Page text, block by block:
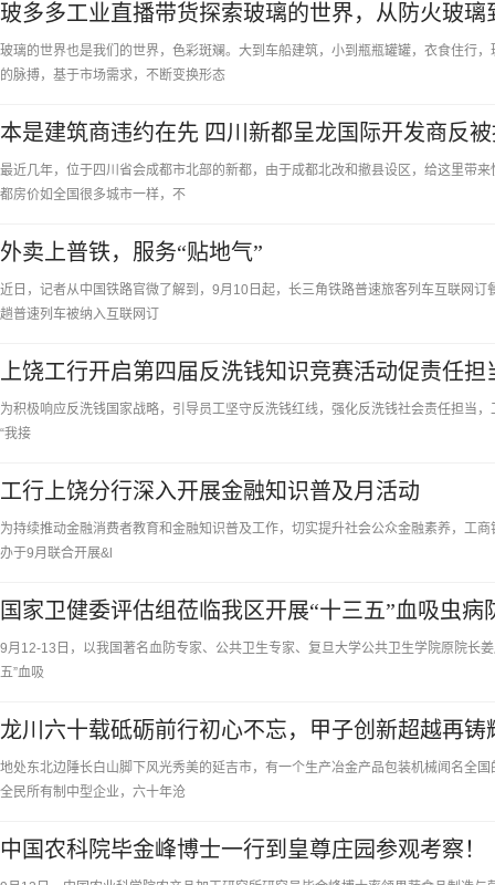
玻多多工业直播带货探索玻璃的世界，从防火玻
玻璃的世界也是我们的世界，色彩斑斓。大到车船建筑，小到瓶瓶罐罐，衣食住行
的脉搏，基于市场需求，不断变换形态
本是建筑商违约在先 四川新都呈龙国际开发商反
最近几年，位于四川省会成都市北部的新都，由于成都北改和撤县设区，给这里带
都房价如全国很多城市一样，不
外卖上普铁，服务“贴地气”
近日，记者从中国铁路官微了解到，9月10日起，长三角铁路普速旅客列车互联网
趟普速列车被纳入互联网订
上饶工行开启第四届反洗钱知识竞赛活动促责任担
为积极响应反洗钱国家战略，引导员工坚守反洗钱红线，强化反洗钱社会责任担当
“我接
工行上饶分行深入开展金融知识普及月活动
为持续推动金融消费者教育和金融知识普及工作，切实提升社会公众金融素养，工
办于9月联合开展&l
国家卫健委评估组莅临我区开展“十三五”血吸虫病
9月12-13日，以我国著名血防专家、公共卫生专家、复旦大学公共卫生学院原院长
五”血吸
龙川六十载砥砺前行初心不忘，甲子创新超越再铸
地处东北边陲长白山脚下风光秀美的延吉市，有一个生产冶金产品包装机械闻名全
全民所有制中型企业，六十年沧
中国农科院毕金峰博士一行到皇尊庄园参观考察！